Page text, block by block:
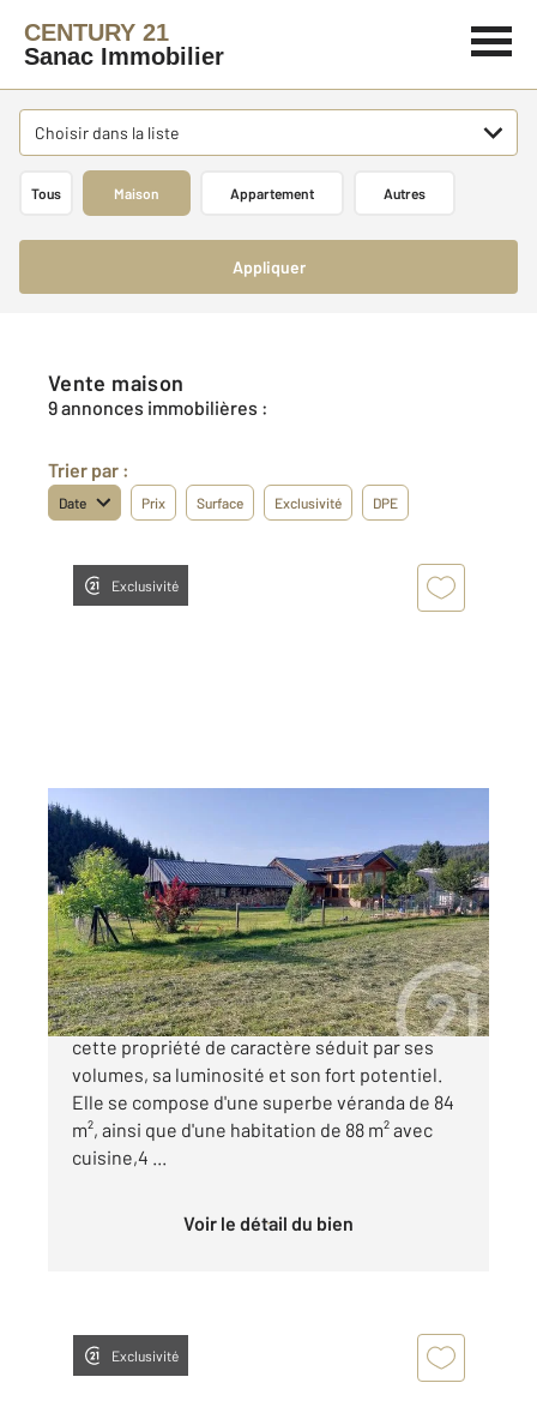
CENTURY 21
Sanac Immobilier
Choisir dans la liste
Tous Maison Appartement Autres
Appliquer
Vente maison
9 annonces immobilières :
Trier par :
Date Prix Surface Exclusivité DPE
Exclusivité
LES ROUSSES 39
338,92 m2 , 5 pièces
Ref : 10463
Maison à vendre
1 180 000 €
Aux Rousses, emplacement naturel privilégié,
cette propriété de caractère séduit par ses
volumes, sa luminosité et son fort potentiel.
Elle se compose d'une superbe véranda de 84
m², ainsi que d'une habitation de 88 m² avec
cuisine,4 ...
Voir le détail du bien
Exclusivité